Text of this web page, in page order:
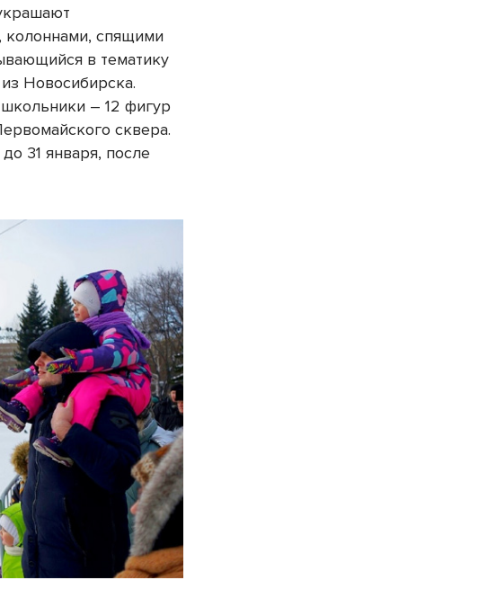
колоннами, спящими
в тематику
Новосибирска.
– 12 фигур
сквера.
31 января, после